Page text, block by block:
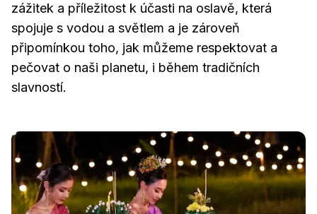
zážitek a příležitost k účasti na oslavě, která
spojuje s vodou a světlem a je zároveň
připomínkou toho, jak můžeme respektovat a
pečovat o naši planetu, i během tradičních
slavností.